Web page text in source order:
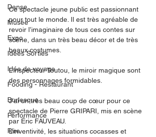
Danse
Musée
Expo
Idées Sorties
Idée de voyage
Fooding - Restaurant
Burlesque
Performance
Rire
Ce spectacle jeune public est passionnant
pour tout le monde. Il est très agréable de
revoir l’imaginaire de tous ces contes sur
scène, dans un très beau décor et de très
beaux costumes.
L’inspecteur Toutou, le miroir magique sont
des personnages formidables.
J’ai un très beau coup de cœur pour ce
spectacle de Pierre GRIPARI, mis en scène
par Éric FAUVEAU.
L’inventivité, les situations cocasses et